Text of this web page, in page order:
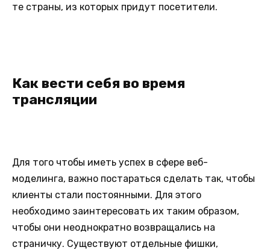
те страны, из которых придут посетители.
Как вести себя во время
трансляции
Для того чтобы иметь успех в сфере веб-
моделинга, важно постараться сделать так, чтобы
клиенты стали постоянными. Для этого
необходимо заинтересовать их таким образом,
чтобы они неоднократно возвращались на
страничку. Существуют отдельные фишки,